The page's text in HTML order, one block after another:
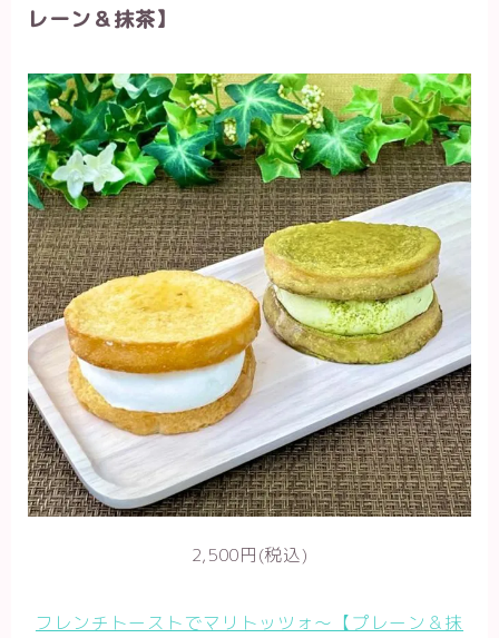
レーン＆抹茶】
2,500円(税込)
フレンチトーストでマリトッツォ～【プレーン＆抹